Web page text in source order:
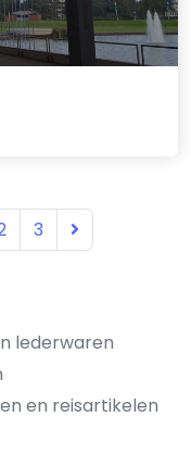
lederwaren
en reisartikelen
3